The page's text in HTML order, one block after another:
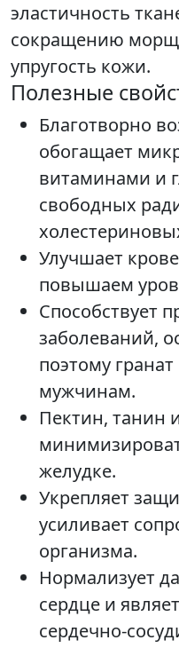
эластичность
сокращению
упругость кожи.
Полезные
Благотворно
обогащает
витаминами и
свободных
Улучшает
повышаем
Способствует
заболеваний,
поэтому
мужчинам.
Пектин, танин
желудке.
Укрепляет
усиливает
организма.
Нормализует
сердце и
сердечно-